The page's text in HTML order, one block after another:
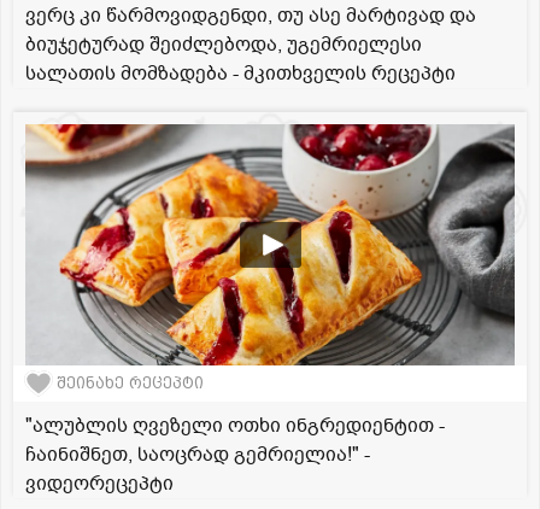
ვერც კი წარმოვიდგენდი, თუ ასე მარტივად და
ბიუჯეტურად შეიძლებოდა, უგემრიელესი
სალათის მომზადება - მკითხველის რეცეპტი
შეინახე რეცეპტი
"ალუბლის ღვეზელი ოთხი ინგრედიენტით -
ჩაინიშნეთ, საოცრად გემრიელია!" -
ვიდეორეცეპტი